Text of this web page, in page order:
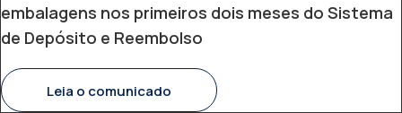
embalagens nos primeiros dois meses do Sistema
de Depósito e Reembolso
Leia o comunicado